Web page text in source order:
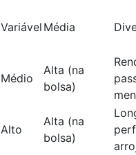
Variável Média
Médio
Alta (na
bolsa)
Alto
Alta (na
bolsa)